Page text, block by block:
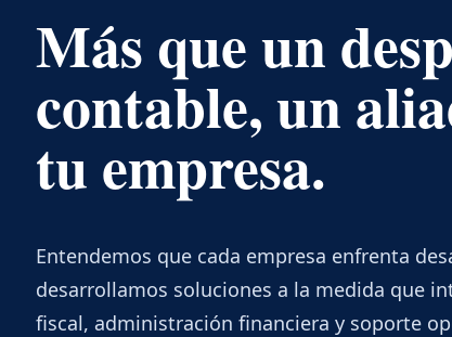
Más que un
contable, un
tu empresa.
Entendemos que cada empresa enfrenta
desarrollamos soluciones a la medida que
fiscal, administración financiera y soporte